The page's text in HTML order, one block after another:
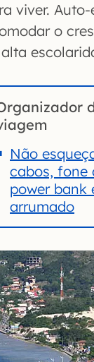
viver.
o
Não
cabos, fone
power bank
arrumado